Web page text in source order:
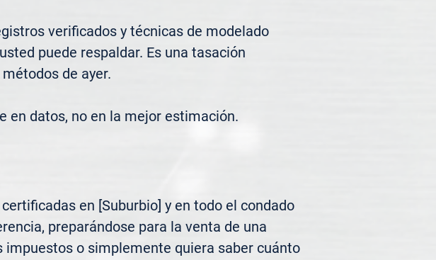
verificados y técnicas de modelado
puede respaldar. Es una tasación
de ayer.
en datos, no en la mejor estimación.
en [Suburbio] y en todo el condado
preparándose para la venta de una
impuestos o simplemente quiera saber cuánto